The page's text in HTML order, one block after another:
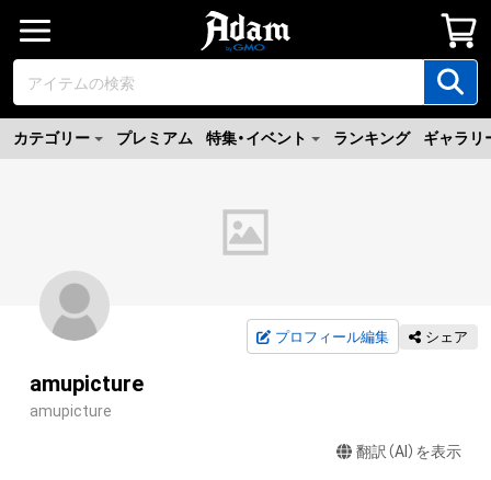
カテゴリー プレミアム 特集・イベント ランキング ギャラリ
プロフィール編集 シェア
amupicture
amupicture
翻訳（AI）を表示